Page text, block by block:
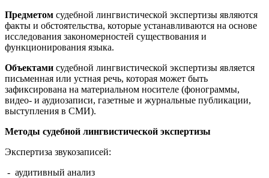
Предметом судебной лингвистической экспертизы являются
факты и обстоятельства, которые устанавливаются на основе
исследования закономерностей существования и
функционирования языка.
Объектами судебной лингвистической экспертизы является
письменная или устная речь, которая может быть
зафиксирована на материальном носителе (фонограммы,
видео- и аудиозаписи, газетные и журнальные публикации,
выступления в СМИ).
Методы судебной лингвистической экспертизы
Экспертиза звукозаписей:
- аудитивный анализ